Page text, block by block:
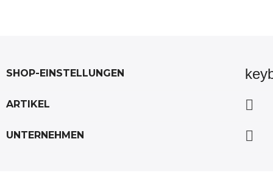
SHOP-EINSTELLUNGEN
ARTIKEL 
UNTERNEHMEN 